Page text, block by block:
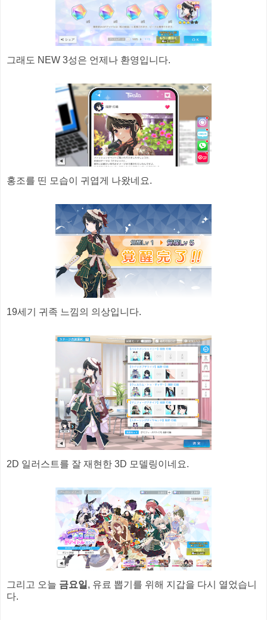
그래도 NEW 3성은 언제나 환영입니다.
홍조를 띤 모습이 귀엽게 나왔네요.
19세기 귀족 느낌의 의상입니다.
2D 일러스트를 잘 재현한 3D 모델링이네요.
그리고 오늘 금요일 , 유료 뽑기를 위해 지갑을 다시 열었습니
다.